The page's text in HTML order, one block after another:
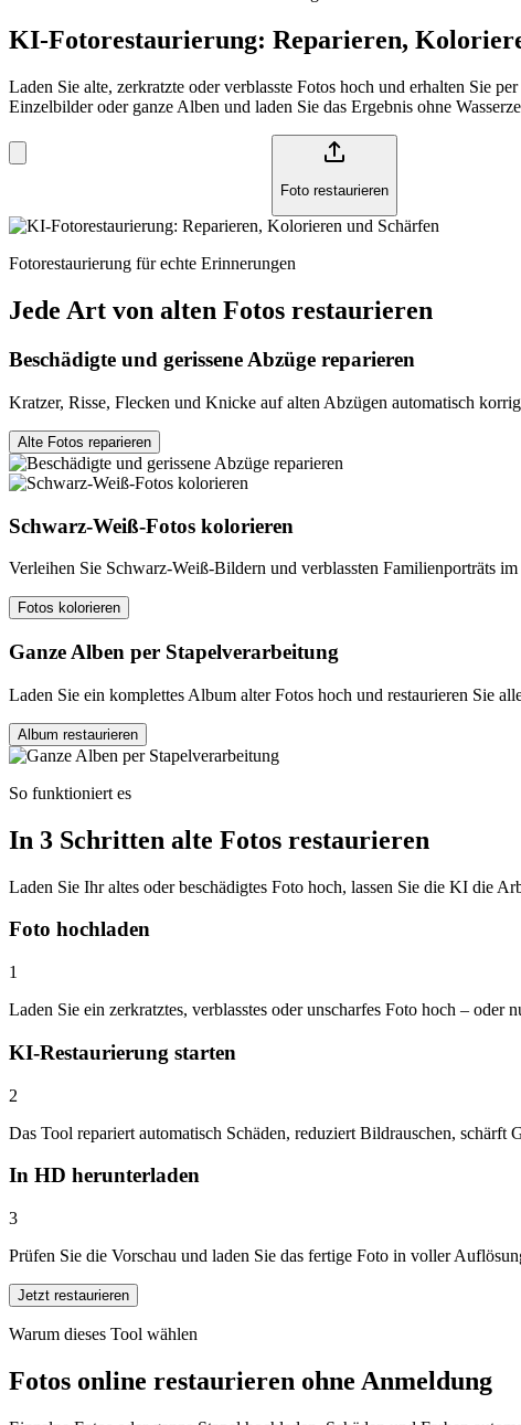
KI-Fotorestaurierung: Reparieren,
Laden Sie alte, zerkratzte oder verblasste Fotos hoch und erhalten Sie
Einzelbilder oder ganze Alben und laden Sie das Ergebnis ohne
Foto restaurieren
Fotorestaurierung für echte Erinnerungen
Jede Art von alten Fotos restaurieren
Beschädigte und gerissene Abzüge reparieren
Kratzer, Risse, Flecken und Knicke auf alten Abzügen automatisch
Alte Fotos reparieren
Schwarz-Weiß-Fotos kolorieren
Verleihen Sie Schwarz-Weiß-Bildern und verblassten Familienporträts
Fotos kolorieren
Ganze Alben per Stapelverarbeitung
Laden Sie ein komplettes Album alter Fotos hoch und restaurieren Sie
Album restaurieren
So funktioniert es
In 3 Schritten alte Fotos restaurieren
Laden Sie Ihr altes oder beschädigtes Foto hoch, lassen Sie die KI die
Foto hochladen
1
Laden Sie ein zerkratztes, verblasstes oder unscharfes Foto hoch – oder
KI-Restaurierung starten
2
Das Tool repariert automatisch Schäden, reduziert Bildrauschen,
In HD herunterladen
3
Prüfen Sie die Vorschau und laden Sie das fertige Foto in voller
Jetzt restaurieren
Warum dieses Tool wählen
Fotos online restaurieren ohne Anmeldung